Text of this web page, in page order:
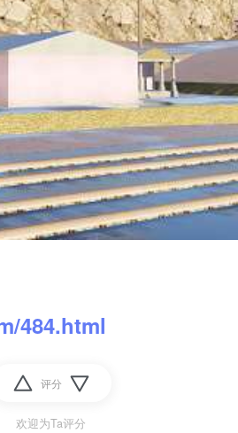
484.html
评分
欢迎为Ta评分